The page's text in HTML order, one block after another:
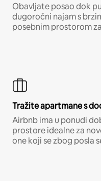
Obavljate posao dok
dugoročni najam s
posebnim prostorom
Tražite apartmane s
Airbnb ima u ponudi
prostore idealne za
one koji se zbog posla